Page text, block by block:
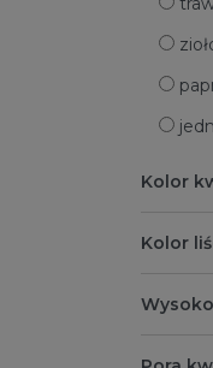
Kolor
Kolor